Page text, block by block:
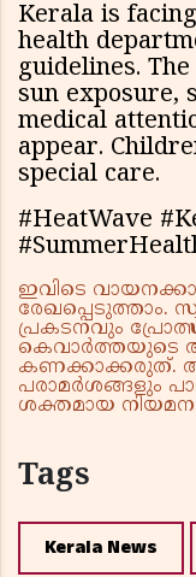
Kerala is
health
guidelines.
sun exposure,
medical
appear.
special care.
#HeatWave
ഇവിടെ
രേഖപ്പെടുത്താം.
പ്രകടനവും
കെവാർത്തയുടെ
കണക്കാക്കരുത്.
പരാമർശങ്ങളും
ശക്തമായ
Tags
Kerala News